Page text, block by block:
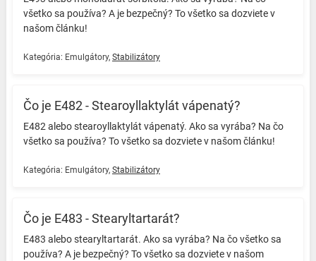
všetko sa používa? A je bezpečný? To všetko sa dozviete v
našom článku! ️
Kategória: Emulgátory, Stabilizátory
Čo je E482 - Stearoyllaktylát vápenatý?
E482 alebo stearoyllaktylát vápenatý. Ako sa vyrába? Na čo
všetko sa používa? To všetko sa dozviete v našom článku! ️
Kategória: Emulgátory, Stabilizátory
Čo je E483 - Stearyltartarát?
E483 alebo stearyltartarát. Ako sa vyrába? Na čo všetko sa
používa? A je bezpečný? To všetko sa dozviete v našom